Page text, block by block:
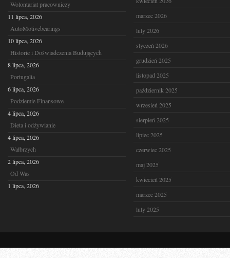
Wolontariat pracowniczy
11 lipca, 2026
AutoMotivebearings
10 lipca, 2026
Historie i Doświadczenia Budujących
8 lipca, 2026
Portugalia
6 lipca, 2026
Podziemie Finansowe
4 lipca, 2026
Dieta i odżywianie
4 lipca, 2026
Wałbrzych
2 lipca, 2026
Od Was
1 lipca, 2026
marzec 2026
luty 2026
styczeń 2026
grudzień 2025
listopad 2025
październik 2025
wrzesień 2025
sierpień 2025
lipiec 2025
czerwiec 2025
maj 2025
kwiecień 2025
marzec 2025
luty 2025